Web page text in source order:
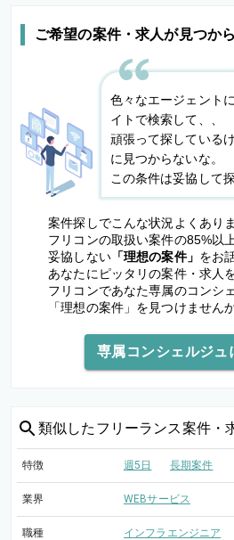
ご希望の案件・求人が見つか
色々なエージェント
イトで検索して、、
頑張って探している
に見つからないな。
この条件は妥協して
案件探しでこんな状況よくあり
フリコンの取扱い案件の85%以
妥協しない「理想の案件」 をお
あなたにピッタリの案件・求人
フリコンであなた専属のコンシ
「理想の案件」を見つけません
専属コンシェルジュ
類似した フリーランス案件・
特徴 週5日 長期案件
業界 WEBサービス
職種 インフラエンジニア